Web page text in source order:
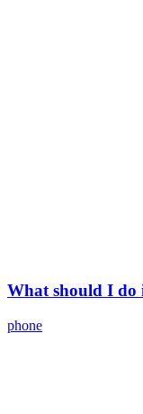
What should I do
phone